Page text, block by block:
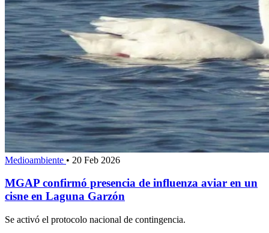
Medioambiente • 20 Feb 2026
MGAP confirmó presencia de influenza aviar en un
cisne en Laguna Garzón
Se activó el protocolo nacional de contingencia.